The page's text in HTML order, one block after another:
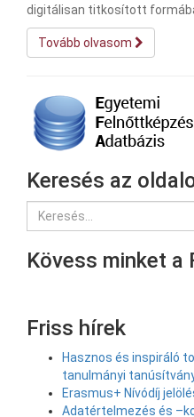
digitálisan titkosított
Tovább olvasom
Keresés az
Kövess minket a
Friss hírek
Hasznos és inspiráló
tanulmányi
Erasmus+ Nívódíj
Adatértelmezés és